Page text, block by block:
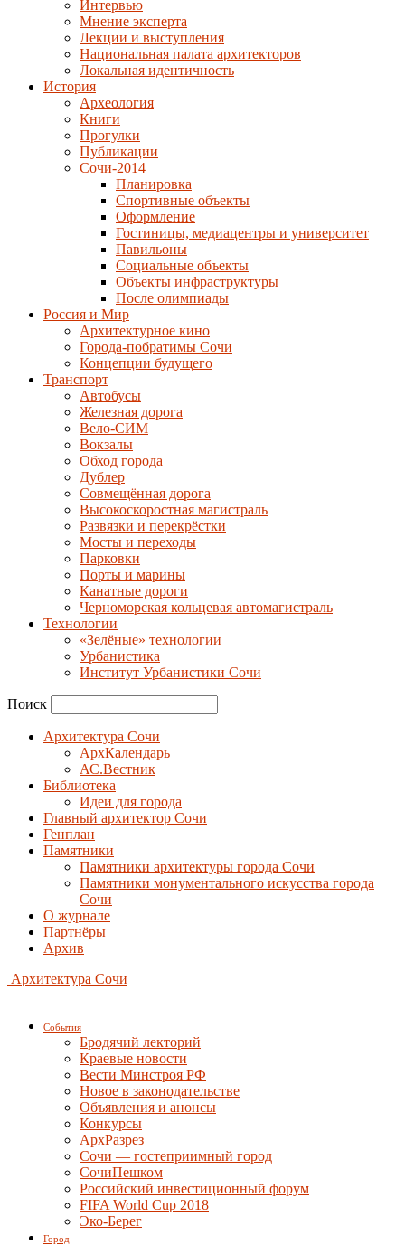
Интервью
Мнение эксперта
Лекции и выступления
Национальная палата архитекторов
Локальная идентичность
История
Археология
Книги
Прогулки
Публикации
Сочи-2014
Планировка
Спортивные объекты
Оформление
Гостиницы, медиацентры и университет
Павильоны
Социальные объекты
Объекты инфраструктуры
После олимпиады
Россия и Мир
Архитектурное кино
Города-побратимы Сочи
Концепции будущего
Транспорт
Автобусы
Железная дорога
Вело-СИМ
Вокзалы
Обход города
Дублер
Совмещённая дорога
Высокоскоростная магистраль
Развязки и перекрёстки
Мосты и переходы
Парковки
Порты и марины
Канатные дороги
Черноморская кольцевая автомагистраль
Технологии
«Зелёные» технологии
Урбанистика
Институт Урбанистики Сочи
Поиск
Архитектура Сочи
АрхКалендарь
АС.Вестник
Библиотека
Идеи для города
Главный архитектор Сочи
Генплан
Памятники
Памятники архитектуры города Сочи
Памятники монументального искусства города
Сочи
О журнале
Партнёры
Архив
Архитектура Сочи
События
Бродячий лекторий
Краевые новости
Вести Минстроя РФ
Новое в законодательстве
Объявления и анонсы
Конкурсы
АрхРазрез
Сочи — гостеприимный город
СочиПешком
Российский инвестиционный форум
FIFA World Cup 2018
Эко-Берег
Город